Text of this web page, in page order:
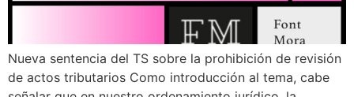
Nueva sentencia del TS sobre la prohibición de revisión
de actos tributarios Como introducción al tema, cabe